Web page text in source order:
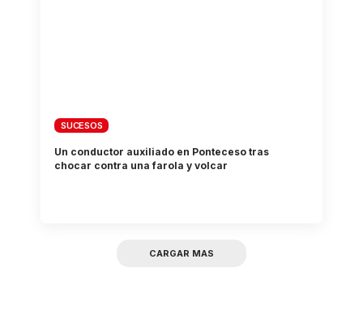
SUCESOS
Un conductor auxiliado en Ponteceso tras
chocar contra una farola y volcar
CARGAR MAS